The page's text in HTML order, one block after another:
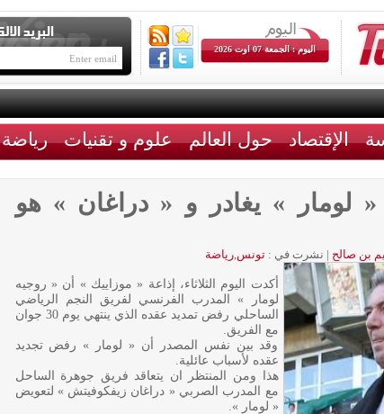
اليوم : الجمعة 07 اوت 2026
الإقتصاد حول العالم علوم و تقنيات رياضة
« لومار » يغادر و « دراغان » هو
بن صالح | نشرت في :تونس,رياضة
أكدت اليوم الثلاثاء، إذاعة « موزاييك » أن « روجيه
لومار » المدرب الفرنسي لفريق النجم الرياضي
الساحلي رفض تمديد عقده الذي ينتهي يوم 30 جوان
مع الفريق.
وقد بين نفس المصدر أن « لومار » رفض تجديد
عقده لأسباب عائلية.
هذا ومن المنتظر ان يتعاقد فريق جوهرة الساحل
مع المدرب الصربي « دراغان زيفكوفيتش » لتعويض
« لومار ».